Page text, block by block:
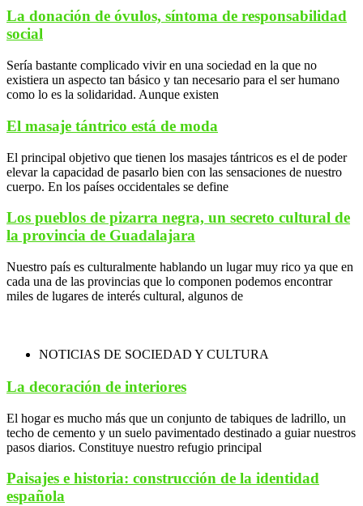
La donación de óvulos, síntoma de responsabilidad
social
Sería bastante complicado vivir en una sociedad en la que no
existiera un aspecto tan básico y tan necesario para el ser humano
como lo es la solidaridad. Aunque existen
El masaje tántrico está de moda
El principal objetivo que tienen los masajes tántricos es el de poder
elevar la capacidad de pasarlo bien con las sensaciones de nuestro
cuerpo. En los países occidentales se define
Los pueblos de pizarra negra, un secreto cultural de
la provincia de Guadalajara
Nuestro país es culturalmente hablando un lugar muy rico ya que en
cada una de las provincias que lo componen podemos encontrar
miles de lugares de interés cultural, algunos de
NOTICIAS DE SOCIEDAD Y CULTURA
La decoración de interiores
El hogar es mucho más que un conjunto de tabiques de ladrillo, un
techo de cemento y un suelo pavimentado destinado a guiar nuestros
pasos diarios. Constituye nuestro refugio principal
Paisajes e historia: construcción de la identidad
española